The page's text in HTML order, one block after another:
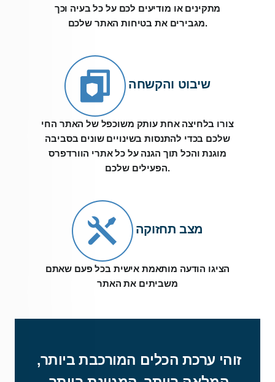
מתקינים או מודיעים לכם על כל בעיה וכך
מגבירים את בטיחות האתר שלכם.
שיבוט והקשחה
צורו בלחיצה אחת עותק משוכפל של האתר החי
שלכם בכדי להתנסות בשינויים שונים בסביבה
מוגנת והכל תוך הגנה על כל אתרי הוורדפרס
הפעילים שלכם.
מצב תחזוקה
הציגו הודעה מותאמת אישית בכל פעם שאתם
משביתים את האתר
זוהי ערכת הכלים המורכבת ביותר,